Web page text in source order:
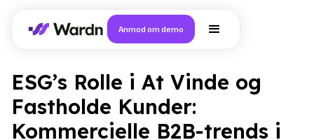
Anmod om demo
ESG’s Rolle i At Vinde og
Fastholde Kunder:
Kommercielle B2B-trends i